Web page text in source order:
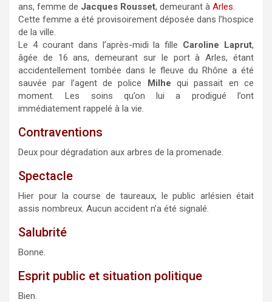
ans, femme de Jacques Rousset, de­meu­rant à Arles.
Cette femme a été provisoirement déposée dans l’hospice
de la ville.
Le 4 courant dans l’après-midi la fille Caroline Laprut,
âgée de 16 ans, demeurant sur le port à Arles, étant
accidentellement tombée dans le fleuve du Rhône a été
sauvée par l’agent de police Milhe qui passait en ce
moment. Les soins qu’on lui a prodigué l’ont
immédiatement rappelé à la vie.
Contraventions
Deux pour dégradation aux arbres de la promenade.
Spectacle
Hier pour la course de taureaux, le public arlésien était
assis nombreux. Aucun accident n’a été signalé.
Salubrité
Bonne.
Esprit public et situation politique
Bien.